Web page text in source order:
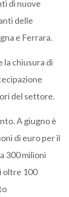
di nuove
delle
e Ferrara.
la chiusura di
del settore.
A giugno è
di euro per il
300 milioni
oltre 100